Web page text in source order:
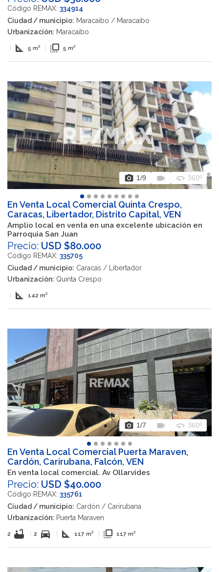
Código REMAX: 334914
Ciudad / municipio: Maracaibo / Maracaibo
Urbanización: Maracaibo
square_foot 5 m² flip_to_front 5 m²
photo_camera 1/9 videocam 360 360º
En Venta Local Comercial Quinta Crespo,
Caracas, Libertador, Distrito Capital, VEN
Amplio local en venta en una excelente ubicación en
Parroquia San Juan
Precio: USD $80.000
Código REMAX: 335705
Ciudad / municipio: Caracas / Libertador
Urbanización: Quinta Crespo
square_foot 142 m²
photo_camera 1/7 videocam 360 360º
En Venta Local Comercial Puerta Maraven,
Cardón, Carirubana, Falcón, VEN
En venta local comercial. Av Ollarvides
Precio: USD $40.000
Código REMAX: 335761
Ciudad / municipio: Cardón / Carirubana
Urbanización: Puerta Maraven
2 bathtub 2 directions_car square_foot 117 m² flip_to_front 117 m²